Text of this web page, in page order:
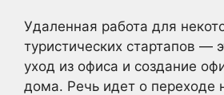
Удаленная работа для
туристических стартапов —
уход из офиса и создание
дома. Речь идет о переходе